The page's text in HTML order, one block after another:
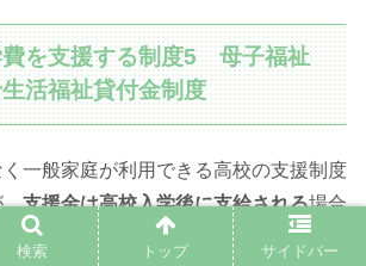
費を支援する制度5 母子福祉
活福祉貸付金制度
一般家庭が利用できる高校の支援制度
、支援金は高校入学後に支給される場合
検索 トップ サイドバー